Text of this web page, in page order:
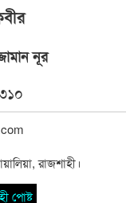
নূর
রাজশাহী।
পোষ্ট